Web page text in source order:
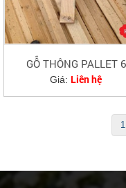
GỖ THÔNG PALLET 6
Giá: Liên hệ
1